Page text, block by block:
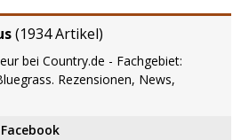
(1934 Artikel)
bei Country.de - Fachgebiet:
Rezensionen, News,
Facebook